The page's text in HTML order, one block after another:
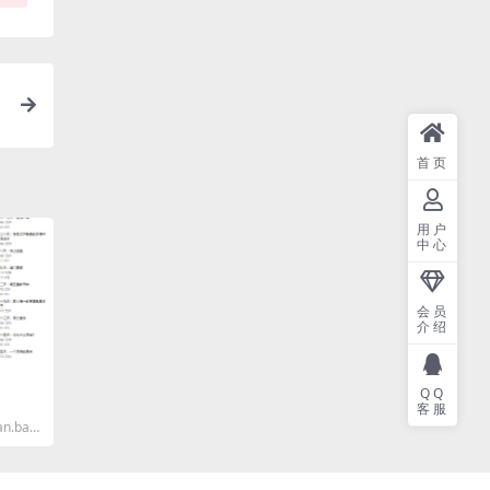
首页
用户
中心
会员
介绍
QQ
客服